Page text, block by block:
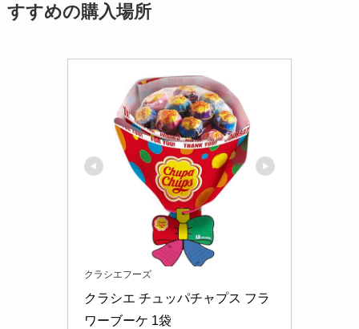
すすめの購入場所
クラシエフーズ
クラシエ チュッパチャプス フラ
ワーブーケ 1袋